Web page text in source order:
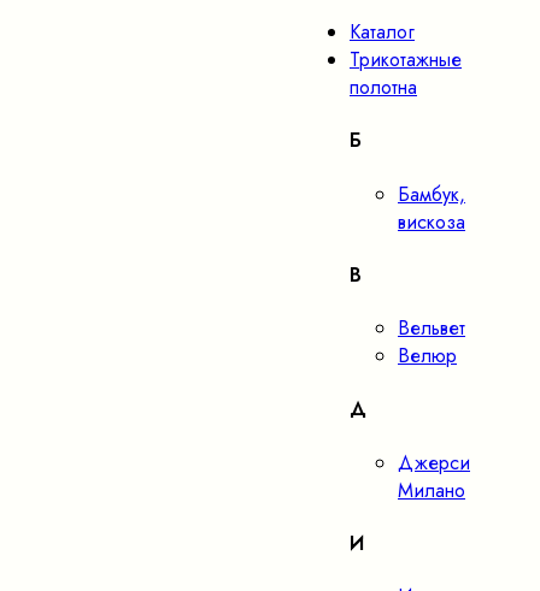
Каталог
Трикотажные
полотна
Б
Бамбук,
вискоза
В
Вельвет
Велюр
Д
Джерси
Милано
И